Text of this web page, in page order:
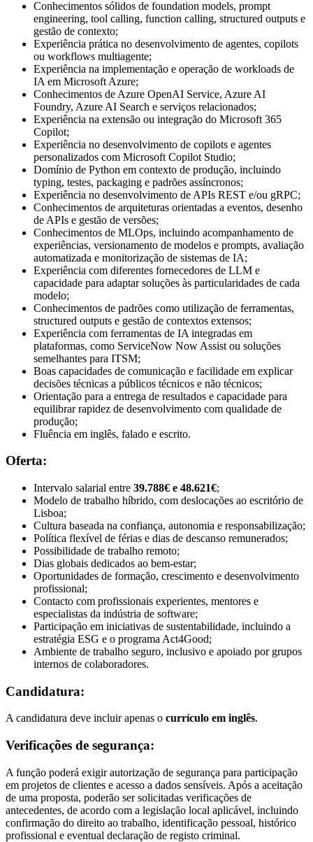
Conhecimentos sólidos de foundation models, prompt
engineering, tool calling, function calling, structured outputs e
gestão de contexto;
Experiência prática no desenvolvimento de agentes, copilots
ou workflows multiagente;
Experiência na implementação e operação de workloads de
IA em Microsoft Azure;
Conhecimentos de Azure OpenAI Service, Azure AI
Foundry, Azure AI Search e serviços relacionados;
Experiência na extensão ou integração do Microsoft 365
Copilot;
Experiência no desenvolvimento de copilots e agentes
personalizados com Microsoft Copilot Studio;
Domínio de Python em contexto de produção, incluindo
typing, testes, packaging e padrões assíncronos;
Experiência no desenvolvimento de APIs REST e/ou gRPC;
Conhecimentos de arquiteturas orientadas a eventos, desenho
de APIs e gestão de versões;
Conhecimentos de MLOps, incluindo acompanhamento de
experiências, versionamento de modelos e prompts, avaliação
automatizada e monitorização de sistemas de IA;
Experiência com diferentes fornecedores de LLM e
capacidade para adaptar soluções às particularidades de cada
modelo;
Conhecimentos de padrões como utilização de ferramentas,
structured outputs e gestão de contextos extensos;
Experiência com ferramentas de IA integradas em
plataformas, como ServiceNow Now Assist ou soluções
semelhantes para ITSM;
Boas capacidades de comunicação e facilidade em explicar
decisões técnicas a públicos técnicos e não técnicos;
Orientação para a entrega de resultados e capacidade para
equilibrar rapidez de desenvolvimento com qualidade de
produção;
Fluência em inglês, falado e escrito.
Oferta:
Intervalo salarial entre 39.788€ e 48.621€;
Modelo de trabalho híbrido, com deslocações ao escritório de
Lisboa;
Cultura baseada na confiança, autonomia e responsabilização;
Política flexível de férias e dias de descanso remunerados;
Possibilidade de trabalho remoto;
Dias globais dedicados ao bem-estar;
Oportunidades de formação, crescimento e desenvolvimento
profissional;
Contacto com profissionais experientes, mentores e
especialistas da indústria de software;
Participação em iniciativas de sustentabilidade, incluindo a
estratégia ESG e o programa Act4Good;
Ambiente de trabalho seguro, inclusivo e apoiado por grupos
internos de colaboradores.
Candidatura:
A candidatura deve incluir apenas o currículo em inglês.
Verificações de segurança:
A função poderá exigir autorização de segurança para participação
em projetos de clientes e acesso a dados sensíveis. Após a aceitação
de uma proposta, poderão ser solicitadas verificações de
antecedentes, de acordo com a legislação local aplicável, incluindo
confirmação do direito ao trabalho, identificação pessoal, histórico
profissional e eventual declaração de registo criminal.